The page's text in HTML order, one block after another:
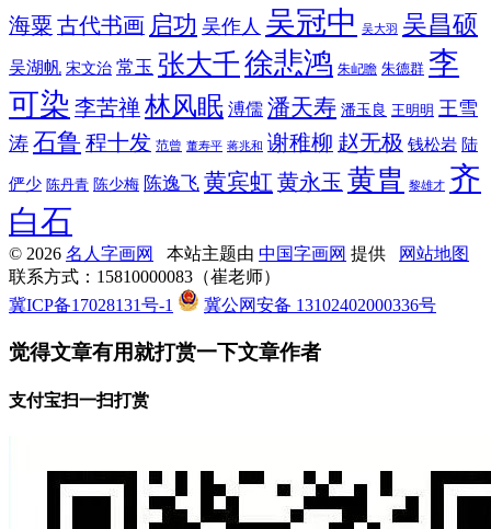
海粟 古代书画 启功 吴作人 吴冠中 吴大羽 吴昌硕
吴湖帆 宋文治 常玉 张大千徐悲鸿 朱屺瞻 朱德群 李
可染 李苦禅林风眠 溥儒 潘天寿 潘玉良 王明明 王雪
涛 石鲁 程十发 范曾 董寿平 蒋兆和 谢稚柳 赵无极 钱松岩 陆
俨少 陈丹青 陈少梅 陈逸飞 黄宾虹 黄永玉 黄胄 黎雄才 齐
白石
© 2026 名人字画网 本站主题由 中国字画网 提供
网站地图
联系方式：15810000083（崔老师）
冀ICP备17028131号-1
冀公网安备 13102402000336号
觉得文章有用就打赏一下文章作者
支付宝扫一扫打赏